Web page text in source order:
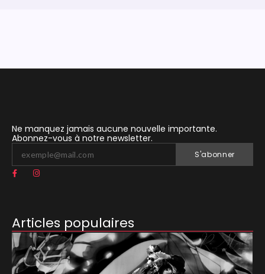
Ne manquez jamais aucune nouvelle importante.
Abonnez-vous à notre newsletter.
S'abonner
Articles populaires